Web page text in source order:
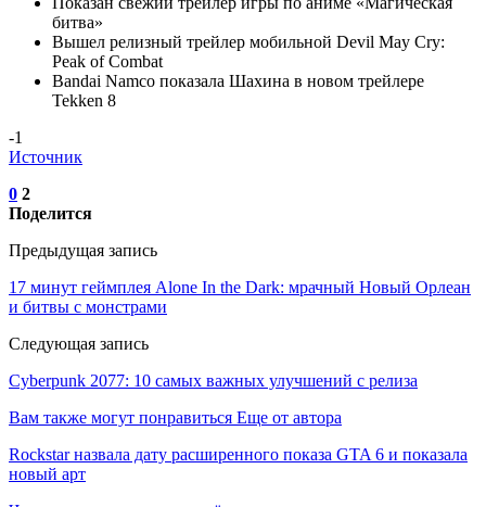
битва»
Вышел релизный трейлер мобильной Devil May Cry:
Peak of Combat
Bandai Namco показала Шахина в новом трейлере
Tekken 8
-1
Источник
0 2
Поделится
Предыдущая запись
17 минут геймплея Alone In the Dark: мрачный Новый Орлеан
и битвы с монстрами
Следующая запись
Cyberpunk 2077: 10 самых важных улучшений с релиза
Вам также могут понравиться Еще от автора
Rockstar назвала дату расширенного показа GTA 6 и показала
новый арт